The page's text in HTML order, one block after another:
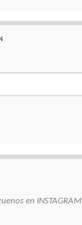
en INSTAGRAM